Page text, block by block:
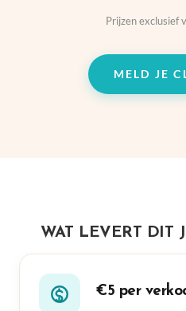
Prijzen exclusief
MELD JE
WAT LEVERT DIT
€5 per